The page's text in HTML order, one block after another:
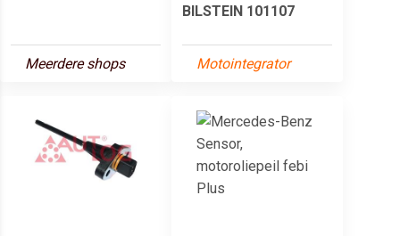
Meerdere shops
BILSTEIN 101107
Motointegrator